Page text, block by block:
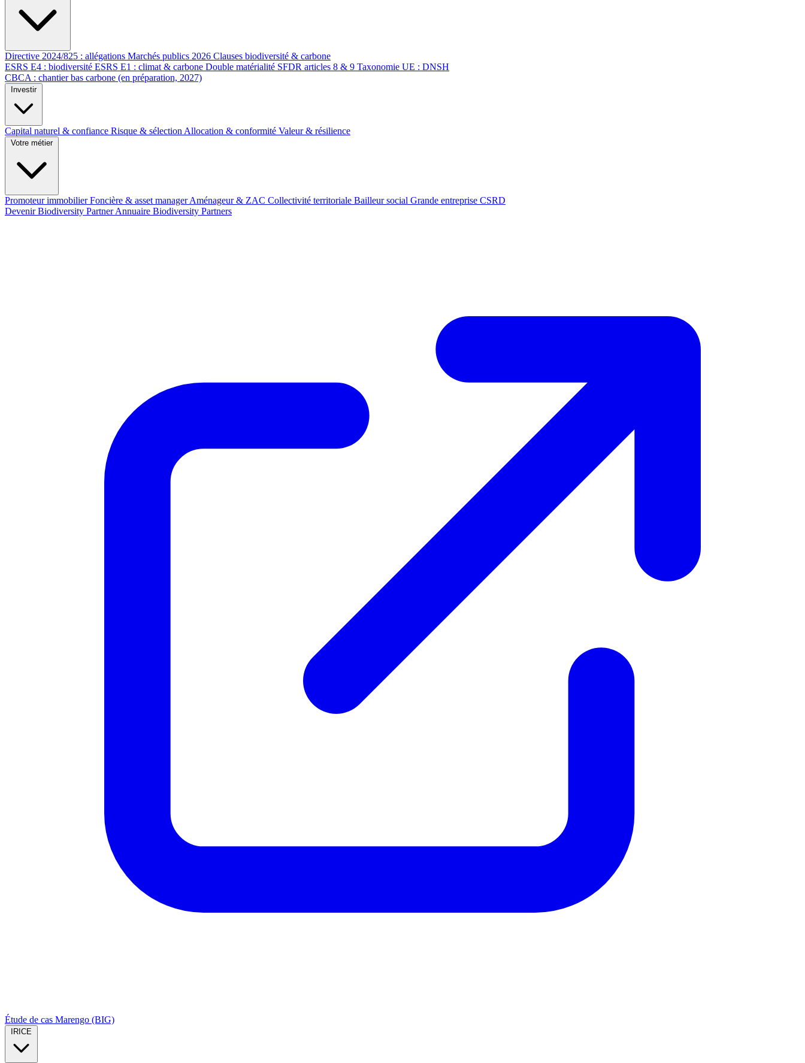
Directive 2024/825 : allégations Marchés publics 2026 Clauses biodiversité & carbone
ESRS E4 : biodiversité ESRS E1 : climat & carbone Double matérialité SFDR articles 8 & 9 Taxonomie UE : DNSH
CBCA : chantier bas carbone (en préparation, 2027)
Investir
Capital naturel & confiance Risque & sélection Allocation & conformité Valeur & résilience
Votre métier
Promoteur immobilierFoncière & asset managerAménageur & ZAC Collectivité territoriale Bailleur social Grande entreprise CSRD
Devenir Biodiversity PartnerAnnuaire Biodiversity Partners
Étude de cas Marengo (BIG)
IRICE